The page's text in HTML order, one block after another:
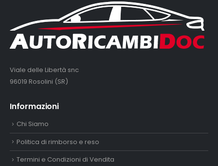
Viale delle Libertà snc
96019 Rosolini (SR)
Informazioni
Chi Siamo
Politica di rimborso e reso
Termini e Condizioni di Vendita